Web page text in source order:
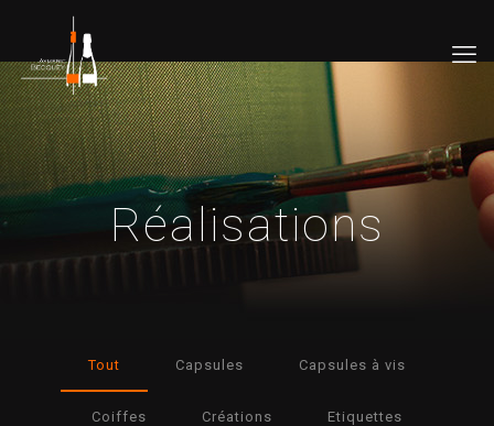
Réalisations
Tout Capsules Capsules à vis
Coiffes Créations Etiquettes